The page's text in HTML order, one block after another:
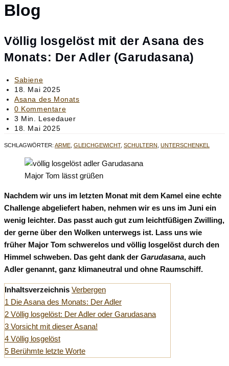
Blog
Völlig losgelöst mit der Asana des
Monats: Der Adler (Garudasana)
Beitrags-
Autor:
Sabiene
Beitrag
veröffentlicht:
18. Mai 2025
Beitrags-
Kategorie:
Asana des Monats
Beitrags-
Kommentare:
0 Kommentare
Lesedauer:
3 Min. Lesedauer
Beitrag
geändert
am:
18. Mai 2025
SCHLAGWÖRTER: ARME, GLEICHGEWICHT, SCHULTERN, UNTERSCHENKEL
Major Tom lässt grüßen
Nachdem wir uns im letzten Monat mit dem Kamel eine echte
Challenge abgeliefert haben, nehmen wir es uns im Juni ein
wenig leichter. Das passt auch gut zum leichtfüßigen Zwilling,
der gerne über den Wolken unterwegs ist. Lass uns wie
früher Major Tom schwerelos und völlig losgelöst durch den
Himmel schweben. Das geht dank der Garudasana, auch
Adler genannt, ganz klimaneutral und ohne Raumschiff.
Inhaltsverzeichnis Verbergen
1 Die Asana des Monats: Der Adler
2 Völlig losgelöst: Der Adler oder Garudasana
3 Vorsicht mit dieser Asana!
4 Völlig losgelöst
5 Berühmte letzte Worte